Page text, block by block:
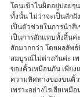
โดนเข้าในผิดอยู่บ่อยๆ
ทั้งนั้น ไม่ว่าจะเป็นสักฝั
เป็นตัวช่วยในการนำสี
เป็นการสักแทบทั้งสิ้นค่
สักมากกว่า โดยผลลัพ
สมบูรณ์ไม่ต่างกันค่ะ เพ
ของคิ้วเหมือนกัน เพียง
ความทิศทางของขนคิ้
เพราะอย่างไรเสียเหมื